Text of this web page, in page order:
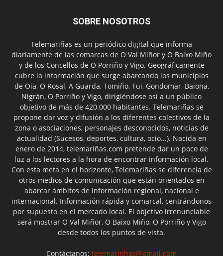
SOBRE NOSOTROS
Telemariñas es un periódico digital que informa
diariamente de las comarcas de O Val Miñor y O Baixo Miño
y de los Concellos de O Porriño y Vigo. Geográficamente
cubre la información que surge abarcando los municipios
de Oia, O Rosal, A Guarda, Tomiño, Tui, Gondomar, Baiona,
Nigrán, O Porriño y Vigo, dirigiéndose así a un público
objetivo de más de 420.000 habitantes. Telemariñas se
propone dar voz y difusión a los diferentes colectivos de la
zona o asociaciones, personajes desconocidos, noticias de
actualidad (Sucesos, deportes, cultura, ocio...). Nacida en
enero de 2014, telemariñas.com pretende dar un poco de
luz a los lectores a la hora de encontrar información local.
Con esta meta en el horizonte, Telemariñas se diferencia de
otros medios de comunicación que están orientados en
abarcar ámbitos de información regional, nacional e
internacional. Información rápida y comarcal, centrándonos
por supuesto en el mercado local. El objetivo irrenunciable
será mostrar O Val Miñor, O Baixo Miño, O Porriño y Vigo
desde todos los puntos de vista.
Contáctanos: telemarinhas@gmail.com